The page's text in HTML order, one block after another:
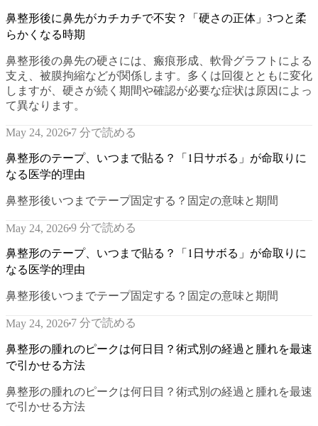
鼻整形後に鼻先がカチカチで不安？「硬さの正体」3つと柔
らかくなる時期
鼻整形後の鼻先の硬さには、瘢痕形成、軟骨グラフトによる
支え、被膜拘縮などが関係します。多くは回復とともに変化
しますが、硬さが続く期間や確認が必要な症状は原因によっ
て異なります。
May 24, 2026 7 分で読める
鼻整形のテープ、いつまで貼る？「1日サボる」が命取りに
なる医学的理由
鼻整形後いつまでテープ固定する？固定の意味と期間
May 24, 20269 分で読める
鼻整形のテープ、いつまで貼る？「1日サボる」が命取りに
なる医学的理由
鼻整形後いつまでテープ固定する？固定の意味と期間
May 24, 2026 7 分で読める
鼻整形の腫れのピークは何日目？術式別の経過と腫れを最速
で引かせる方法
鼻整形の腫れのピークは何日目？術式別の経過と腫れを最速
で引かせる方法